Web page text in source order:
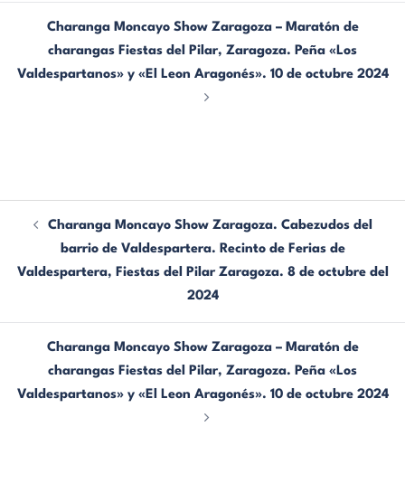
Charanga Moncayo Show Zaragoza – Maratón de
charangas Fiestas del Pilar, Zaragoza. Peña «Los
Valdespartanos» y «El Leon Aragonés». 10 de octubre 2024
Charanga Moncayo Show Zaragoza. Cabezudos del
barrio de Valdespartera. Recinto de Ferias de
Valdespartera, Fiestas del Pilar Zaragoza. 8 de octubre del
2024
Charanga Moncayo Show Zaragoza – Maratón de
charangas Fiestas del Pilar, Zaragoza. Peña «Los
Valdespartanos» y «El Leon Aragonés». 10 de octubre 2024